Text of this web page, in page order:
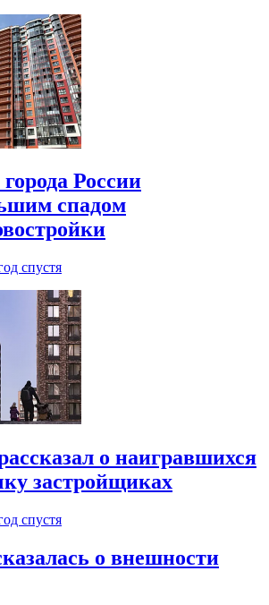
России
спадом
спустя
о наигравшихся
застройщиках
спустя
о внешности